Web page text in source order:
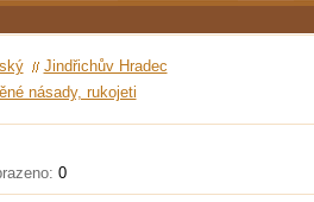
Jindřichův Hradec
násady, rukojeti
0